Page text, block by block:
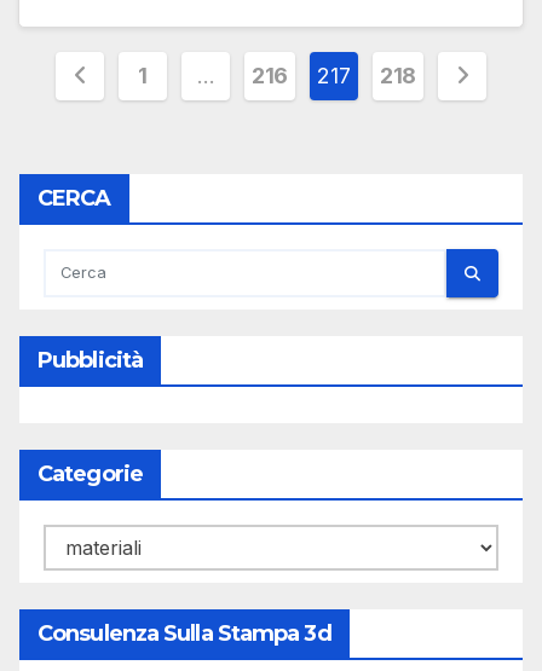
Paginazione
articoli
1 … 216 217 218
CERCA
Pubblicità
Categorie
Categorie
Consulenza Sulla Stampa 3d